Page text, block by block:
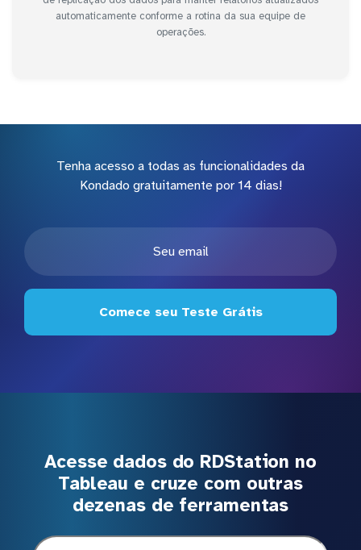
automaticamente conforme a rotina da sua equipe de
operações.
Tenha acesso a todas as funcionalidades da
Kondado gratuitamente por 14 dias!
Comece seu Teste Grátis
Acesse dados do RDStation no
Tableau e cruze com outras
dezenas de ferramentas